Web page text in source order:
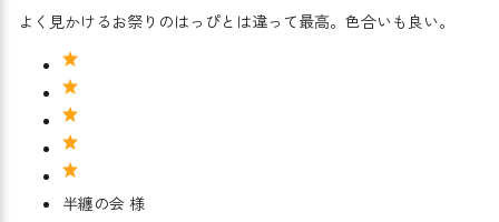
よく見かけるお祭りのはっぴとは違って最高。色合いも良い。
半纏の会 様